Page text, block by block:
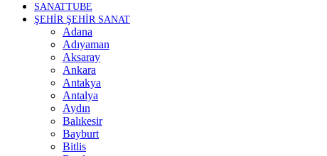
SANATTUBE
ŞEHİR ŞEHİR SANAT
Adana
Adıyaman
Aksaray
Ankara
Antakya
Antalya
Aydın
Balıkesir
Bayburt
Bitlis